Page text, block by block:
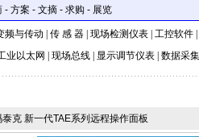
- 方案 - 文摘 - 求购 - 展览
频与传动 传 感 器 现场检测仪表 工控软件
业以太网 现场总线 显示调节仪表 数据采集
克 新一代TAE系列远程操作面板